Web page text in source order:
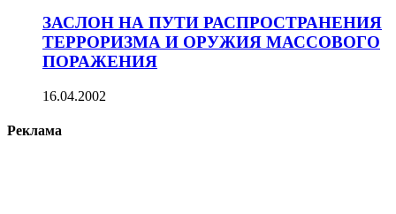
ЗАСЛОН НА ПУТИ РАСПРОСТРАНЕНИЯ
ТЕРРОРИЗМА И ОРУЖИЯ МАССОВОГО
ПОРАЖЕНИЯ
16.04.2002
Реклама